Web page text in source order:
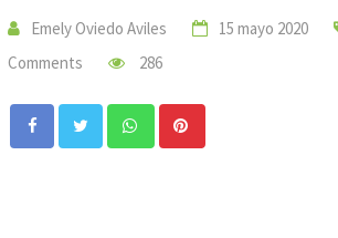
Emely Oviedo Aviles 15 mayo 2020
Comments
286
Whatsapp